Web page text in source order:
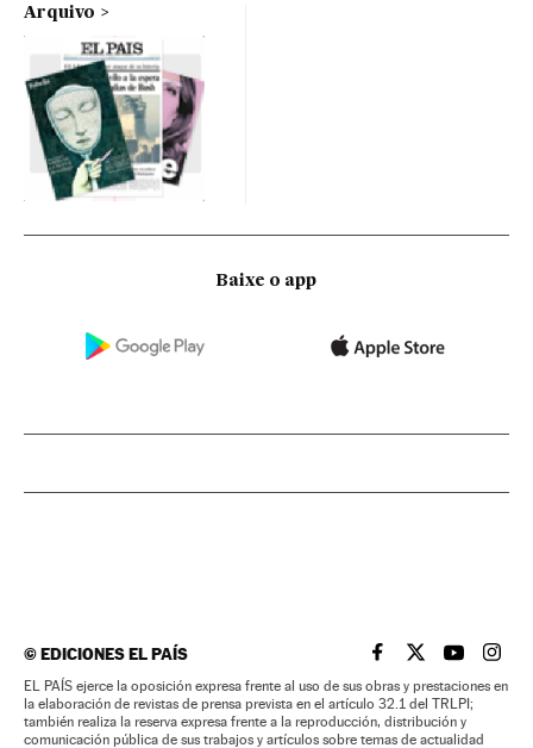
Arquivo
Baixe o app
©EDICIONES EL PAÍS EL PAÍS BRASIL EN
EL PAÍSEL PAÍS
EL
EL PAÍS ejerce la oposición expresa frente al uso de sus obras y prestaciones en
la elaboración de revistas de prensa prevista en el artículo 32.1 del TRLPI;
también realiza la reserva expresa frente a la reproducción, distribución y
comunicación pública de sus trabajos y artículos sobre temas de actualidad